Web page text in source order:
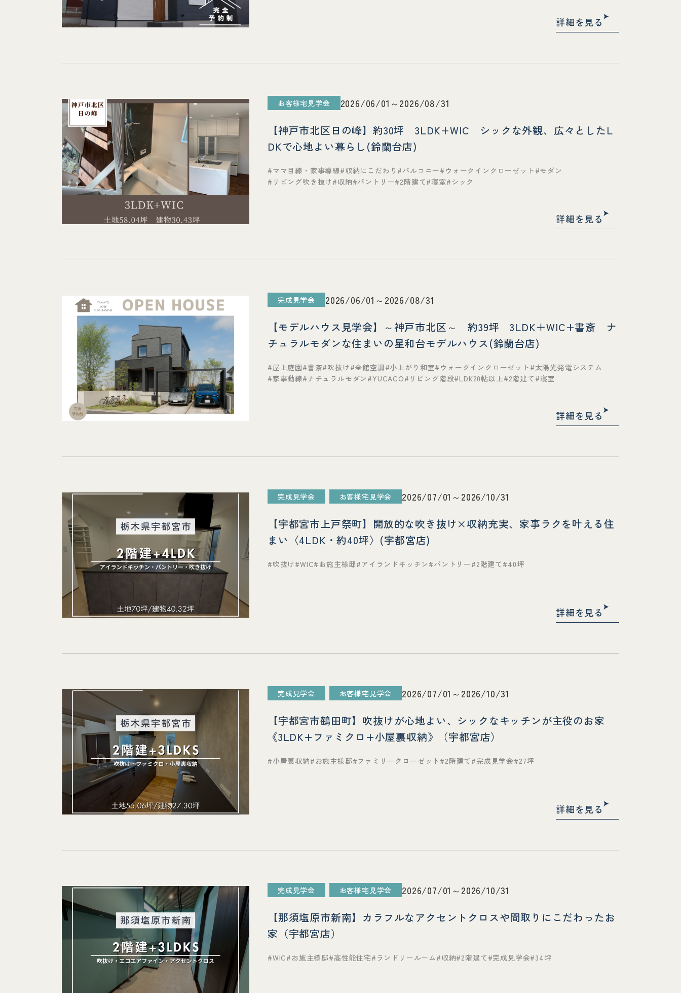
詳細を見る
お客様宅見学会 2026/06/01～2026/08/31
【神戸市北区日の峰】約30坪 3LDK+WIC シックな外観、広々としたL
DKで心地よい暮らし(鈴蘭台店)
ママ目線・家事導線 収納にこだわり バルコニー ウォークインクローゼット
モダン
リビング吹き抜け
収納 パントリー 2階建て 寝室 シック
詳細を見る
完成見学会 2026/06/01～2026/08/31
【モデルハウス見学会】～神戸市北区～ 約39坪 3LDK＋WIC+書斎 ナ
チュラルモダンな住まいの星和台モデルハウス(鈴蘭台店)
屋上庭園 書斎 吹抜け 全館空調 小上がり和室 ウォークインクローゼット
太陽光発電システム
家事動線 ナチュラルモダン YUCACO リビング階段 LDK20帖以上 2階建て 寝室
詳細を見る
完成見学会 お客様宅見学会 2026/07/01～2026/10/31
【宇都宮市上戸祭町】開放的な吹き抜け×収納充実、家事ラクを叶える住
まい〈4LDK・約40坪〉(宇都宮店)
吹抜け WIC お施主様邸 アイランドキッチン パントリー 2階建て 40坪
詳細を見る
完成見学会 お客様宅見学会 2026/07/01～2026/10/31
【宇都宮市鶴田町】吹抜けが心地よい、シックなキッチンが主役のお家
《3LDK+ファミクロ+小屋裏収納》（宇都宮店）
小屋裏収納 お施主様邸 ファミリークローゼット 2階建て 完成見学会 27坪
詳細を見る
完成見学会 お客様宅見学会 2026/07/01～2026/10/31
【那須塩原市新南】カラフルなアクセントクロスや間取りにこだわったお
家（宇都宮店）
WIC お施主様邸 高性能住宅 ランドリールーム 収納 2階建て 完成見学会 34坪